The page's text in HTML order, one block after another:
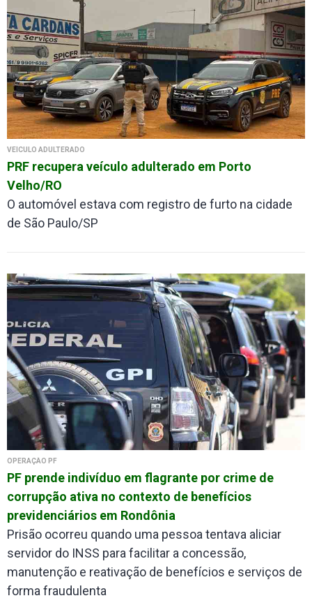
VEÍCULO ADULTERADO
PRF recupera veículo adulterado em Porto
Velho/RO
O automóvel estava com registro de furto na cidade
de São Paulo/SP
OPERAÇÃO PF
PF prende indivíduo em flagrante por crime de
corrupção ativa no contexto de benefícios
previdenciários em Rondônia
Prisão ocorreu quando uma pessoa tentava aliciar
servidor do INSS para facilitar a concessão,
manutenção e reativação de benefícios e serviços de
forma fraudulenta